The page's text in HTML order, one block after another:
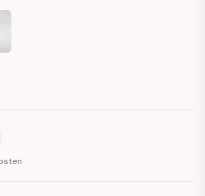
BELT LEFT (72111854603)
E21COVER SEAT BELT LEFT (72111854603)